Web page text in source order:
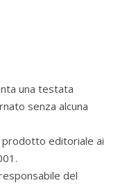
una testata
senza alcuna
editoriale ai
del